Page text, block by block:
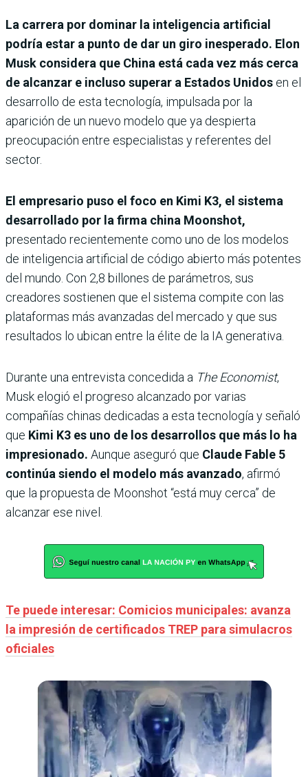
La carrera por dominar la inteligencia artificial
podría estar a punto de dar un giro inesperado. Elon
Musk considera que China está cada vez más cerca
de alcanzar e incluso superar a Estados Unidos en el
desarrollo de esta tecnología, impulsada por la
aparición de un nuevo modelo que ya despierta
preocupación entre especialistas y referentes del
sector.
El empresario puso el foco en Kimi K3, el sistema
desarrollado por la firma china Moonshot,
presentado recientemente como uno de los modelos
de inteligencia artificial de código abierto más potentes
del mundo. Con 2,8 billones de parámetros, sus
creadores sostienen que el sistema compite con las
plataformas más avanzadas del mercado y que sus
resultados lo ubican entre la élite de la IA generativa.
Durante una entrevista concedida a The Economist,
Musk elogió el progreso alcanzado por varias
compañías chinas dedicadas a esta tecnología y señaló
que Kimi K3 es uno de los desarrollos que más lo ha
impresionado. Aunque aseguró que Claude Fable 5
continúa siendo el modelo más avanzado, afirmó
que la propuesta de Moonshot “está muy cerca” de
alcanzar ese nivel.
Te puede interesar: Comicios municipales: avanza
la impresión de certificados TREP para simulacros
oficiales